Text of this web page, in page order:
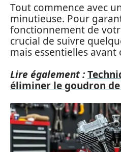
Tout commence avec
minutieuse. Pour
fonctionnement de
crucial de suivre
mais essentielles avant
Lire également :
éliminer le goudron